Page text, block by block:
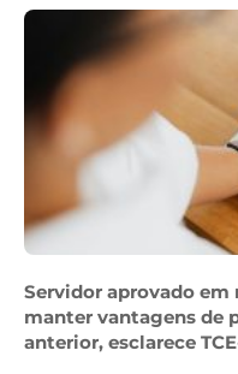
Servidor aprovado em
manter vantagens de
anterior, esclarece